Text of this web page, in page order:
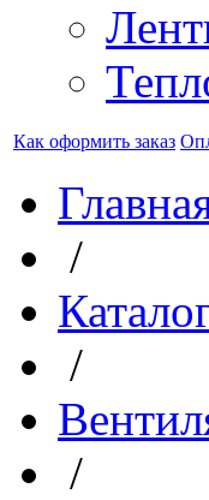
Как оформить заказ
/
/
/